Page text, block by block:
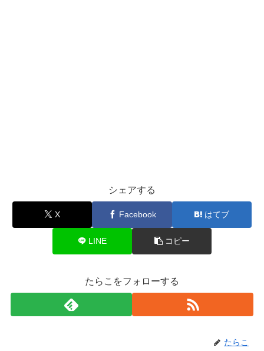
シェアする
X Facebook はてブ
LINE コピー
たらこをフォローする
たらこ